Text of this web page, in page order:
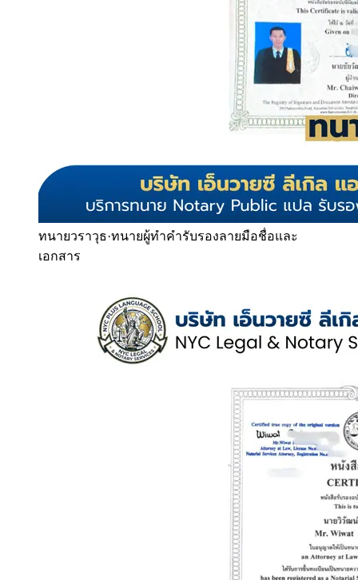
ทนายวราวุธ·ทนายผู้ทำคำรับรองลายมือชื่อและ
เอกสาร